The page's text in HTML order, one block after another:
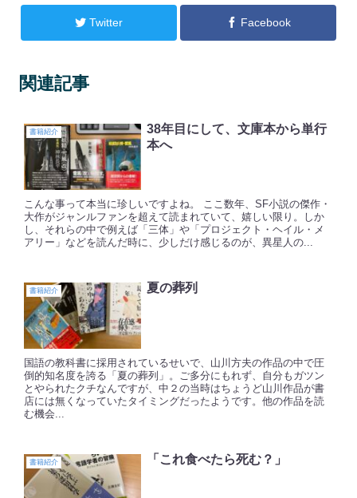
Twitter Facebook
関連記事
書籍紹介
38年目にして、文庫本から単行
本へ
こんな事って本当に珍しいですよね。 ここ数年、SF小説の傑作・
大作がジャンルファンを超えて読まれていて、嬉しい限り。しか
し、それらの中で例えば「三体」や「プロジェクト・ヘイル・メ
アリー」などを読んだ時に、少しだけ感じるのが、異星人の...
書籍紹介 夏の葬列
国語の教科書に採用されているせいで、山川方夫の作品の中で圧
倒的知名度を誇る「夏の葬列」。ご多分にもれず、自分もガツン
とやられたクチなんですが、中２の当時はちょうど山川作品が書
店には無くなっていたタイミングだったようです。他の作品を読
む機会...
書籍紹介 「これ食べたら死む？」